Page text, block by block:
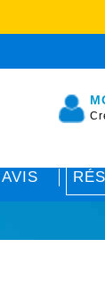
AVIS